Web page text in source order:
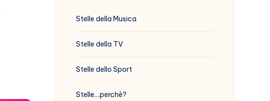
Stelle della Musica
Stelle della TV
Stelle dello Sport
Stelle…perchè?